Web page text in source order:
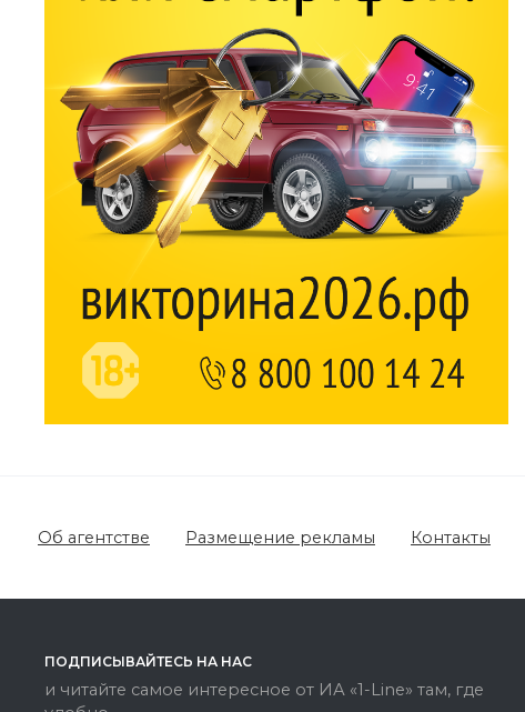
Об агентстве Размещение рекламы Контакты
ПОДПИСЫВАЙТЕСЬ НА НАС
и читайте самое интересное от ИА «1-Line» там, где